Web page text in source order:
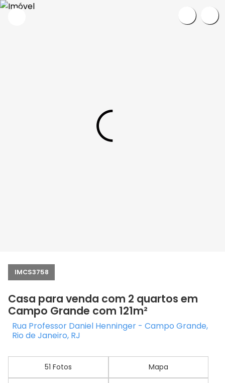
IMCS3758
Casa para venda com 2 quartos em
Campo Grande com 121m²
Rua Professor Daniel Henninger - Campo Grande,
Rio de Janeiro, RJ
51 Fotos Mapa